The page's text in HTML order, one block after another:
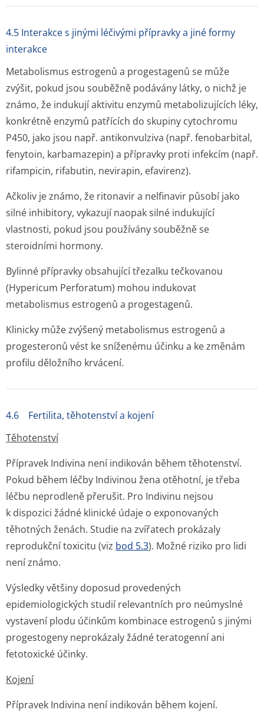
4.5 Interakce s jinými léčivými přípravky a jiné formy
interakce
Metabolismus estrogenů a progestagenů se může
zvýšit, pokud jsou souběžně podávány látky, o nichž je
známo, že indukují aktivitu enzymů metabolizujících léky,
konkrétně enzymů patřících do skupiny cytochromu
P450, jako jsou např. antikonvulziva (např. fenobarbital,
fenytoin, karbamazepin) a přípravky proti infekcím (např.
rifampicin, rifabutin, nevirapin, efavirenz).
Ačkoliv je známo, že ritonavir a nelfinavir působí jako
silné inhibitory, vykazují naopak silné indukující
vlastnosti, pokud jsou používány souběžně se
steroidními hormony.
Bylinné přípravky obsahující třezalku tečkovanou
(Hypericum Perforatum) mohou indukovat
metabolismus estrogenů a progestagenů.
Klinicky může zvýšený metabolismus estrogenů a
progesteronů vést ke sníženému účinku a ke změnám
profilu děložního krvácení.
4.6 Fertilita, těhotenství a kojení
Těhotenství
Přípravek Indivina není indikován během těhotenství.
Pokud během léčby Indivinou žena otěhotní, je třeba
léčbu neprodleně přerušit. Pro Indivinu nejsou
k dispozici žádné klinické údaje o exponovaných
těhotných ženách. Studie na zvířatech prokázaly
reprodukční toxicitu (viz bod 5.3). Možné riziko pro lidi
není známo.
Výsledky většiny doposud provedených
epidemiologických studií relevantních pro neúmyslné
vystavení plodu účinkům kombinace estrogenů s jinými
progestogeny neprokázaly žádné teratogenní ani
fetotoxické účinky.
Kojení
Přípravek Indivina není indikován během kojení.